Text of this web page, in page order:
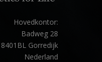
Hovedkontor:
Badweg 28
8401BL Gorredijk
Nederland